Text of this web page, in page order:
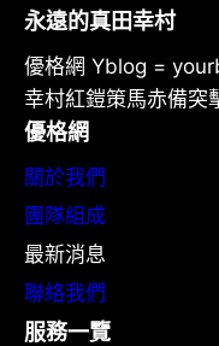
永遠的真田幸村
優格網 Yblog =
幸村紅鎧策馬赤備突
優格網
關於我們
團隊組成
最新消息
聯絡我們
服務一覽